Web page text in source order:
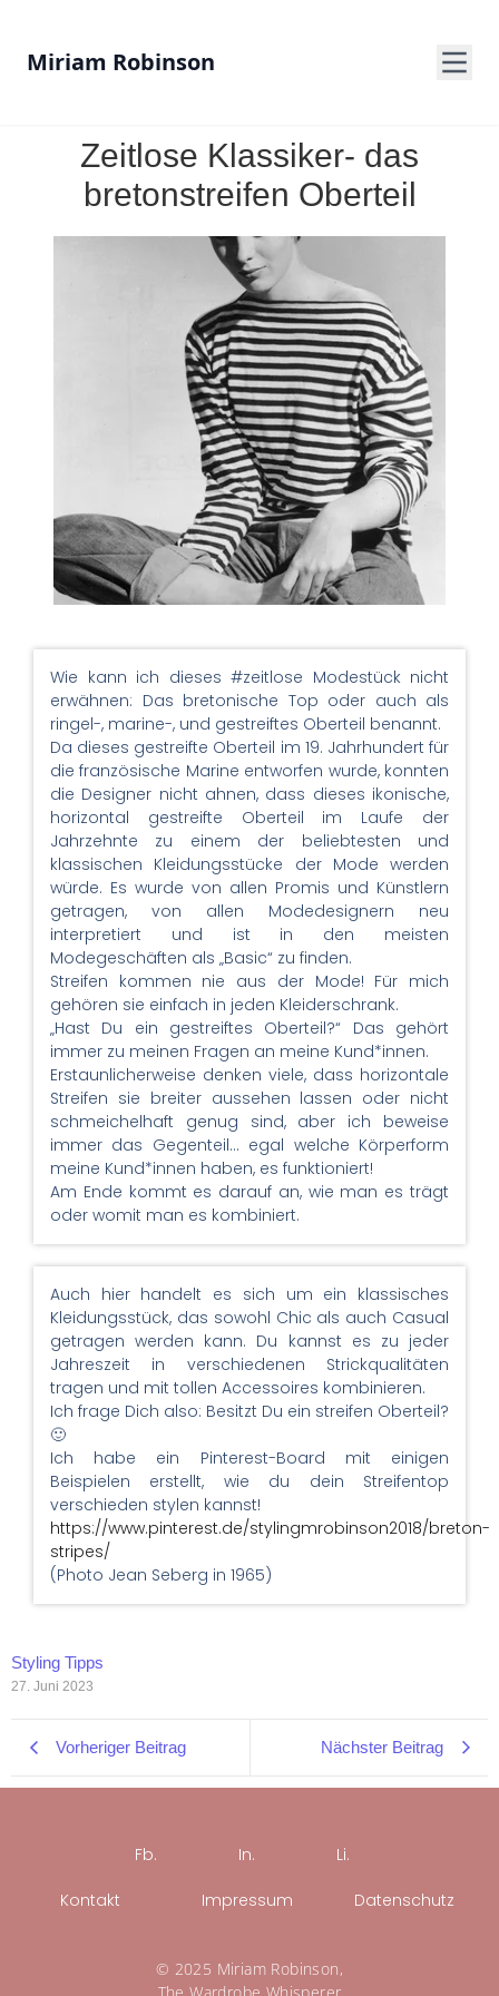
Miriam Robinson
Zeitlose Klassiker- das
bretonstreifen Oberteil
Wie kann ich dieses #zeitlose Modestück nicht
erwähnen: Das bretonische Top oder auch als
ringel-, marine-, und gestreiftes Oberteil benannt.
Da dieses gestreifte Oberteil im 19. Jahrhundert für
die französische Marine entworfen wurde, konnten
die Designer nicht ahnen, dass dieses ikonische,
horizontal gestreifte Oberteil im Laufe der
Jahrzehnte zu einem der beliebtesten und
klassischen Kleidungsstücke der Mode werden
würde. Es wurde von allen Promis und Künstlern
getragen, von allen Modedesignern neu
interpretiert und ist in den meisten
Modegeschäften als „Basic“ zu finden.
Streifen kommen nie aus der Mode! Für mich
gehören sie einfach in jeden Kleiderschrank.
„Hast Du ein gestreiftes Oberteil?“ Das gehört
immer zu meinen Fragen an meine Kund*innen.
Erstaunlicherweise denken viele, dass horizontale
Streifen sie breiter aussehen lassen oder nicht
schmeichelhaft genug sind, aber ich beweise
immer das Gegenteil… egal welche Körperform
meine Kund*innen haben, es funktioniert!
Am Ende kommt es darauf an, wie man es trägt
oder womit man es kombiniert.
Auch hier handelt es sich um ein klassisches
Kleidungsstück, das sowohl Chic als auch Casual
getragen werden kann. Du kannst es zu jeder
Jahreszeit in verschiedenen Strickqualitäten
tragen und mit tollen Accessoires kombinieren.
Ich frage Dich also: Besitzt Du ein streifen Oberteil?
🙂
Ich habe ein Pinterest-Board mit einigen
Beispielen erstellt, wie du dein Streifentop
verschieden stylen kannst!
https://www.pinterest.de/stylingmrobinson2018/breton-
stripes/
(Photo Jean Seberg in 1965)
Styling Tipps
27. Juni 2023
Vorheriger Beitrag Nächster Beitrag
Fb. In. Li.
Kontakt Impressum Datenschutz
© 2025 Miriam Robinson,